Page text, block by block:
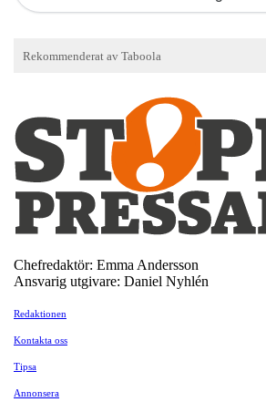
Chefredaktör: Emma Andersson
Ansvarig utgivare: Daniel Nyhlén
Redaktionen
Kontakta oss
Tipsa
Annonsera